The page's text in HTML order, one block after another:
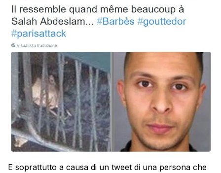
E soprattutto a causa di un tweet di una persona che